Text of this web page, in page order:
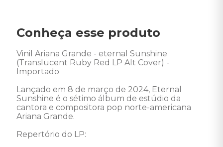
Conheça esse produto
Vinil Ariana Grande - eternal Sunshine
(Translucent Ruby Red LP Alt Cover) -
Importado
Lançado em 8 de março de 2024, Eternal
Sunshine é o sétimo álbum de estúdio da
cantora e compositora pop norte-americana
Ariana Grande.
Repertório do LP: